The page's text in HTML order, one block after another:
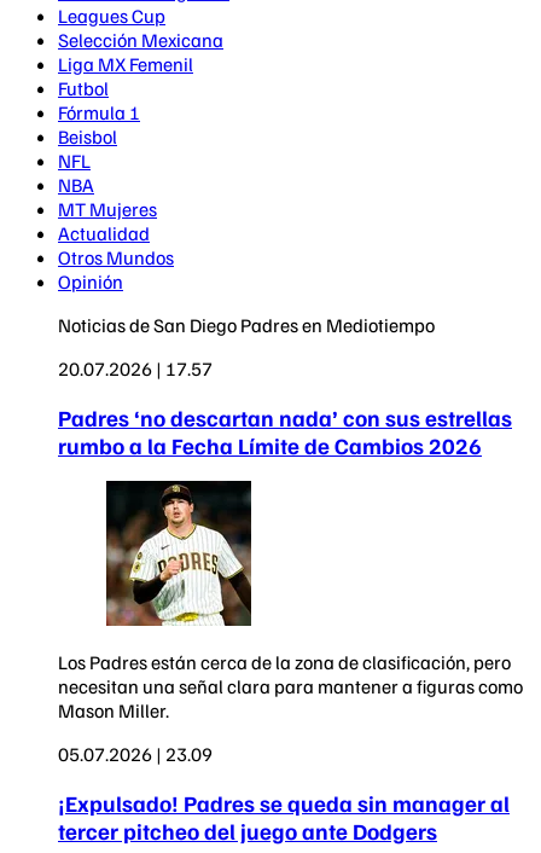
Leagues Cup
Selección Mexicana
Liga MX Femenil
Futbol
Fórmula 1
Beisbol
NFL
NBA
MT Mujeres
Actualidad
Otros Mundos
Opinión
Noticias de San Diego Padres en Mediotiempo
20.07.2026 | 17.57
Padres ‘no descartan nada’ con sus estrellas
rumbo a la Fecha Límite de Cambios 2026
Los Padres están cerca de la zona de clasificación, pero
necesitan una señal clara para mantener a figuras como
Mason Miller.
05.07.2026 | 23.09
¡Expulsado! Padres se queda sin manager al
tercer pitcheo del juego ante Dodgers